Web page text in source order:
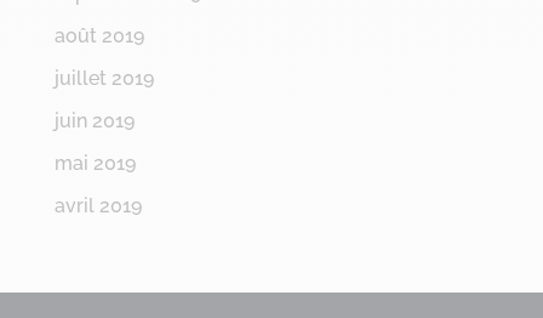
août 2019
juillet 2019
juin 2019
mai 2019
avril 2019